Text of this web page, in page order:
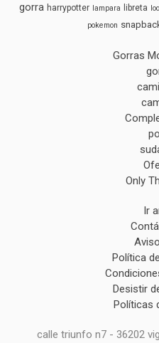
gorra harrypotter lampara libreta
pokemon
Gorras
Only
Ir
Política
Desistir
Políticas
calle triunfo n7 - 36202